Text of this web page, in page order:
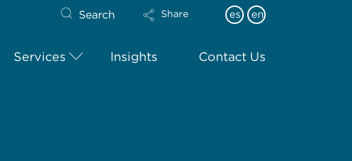
Search Share es en
Services Insights Contact Us